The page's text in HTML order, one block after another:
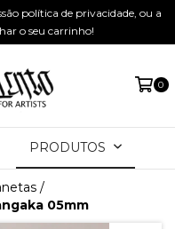
política de privacidade, ou a
o seu carrinho!
0
PRODUTOS
/
05mm